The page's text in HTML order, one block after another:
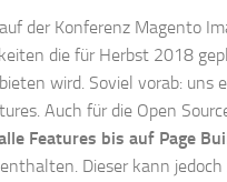
der Konferenz Magento
die für Herbst 2018
bieten wird. Soviel vorab: uns
Auch für die Open
Features bis auf Page
enthalten. Dieser kann